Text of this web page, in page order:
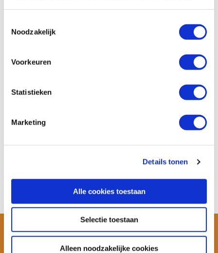
Noodzakelijk
Voorkeuren
Statistieken
Marketing
Details tonen
Alle cookies toestaan
Selectie toestaan
Alleen noodzakelijke cookies
biedt comfort en fl...
Meer informatie
Bekijken